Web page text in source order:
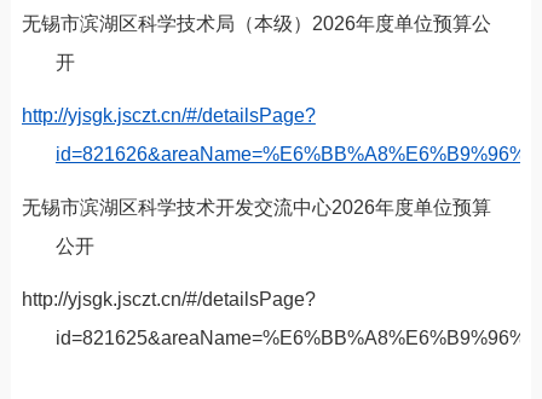
无锡市滨湖区科学技术局（本级） 2026年度单位预算公
开
http://yjsgk.jsczt.cn/#/detailsPage?
无锡市滨湖区科学技术开发交流中心2026年度单位预算
公开
http://yjsgk.jsczt.cn/#/detailsPage?